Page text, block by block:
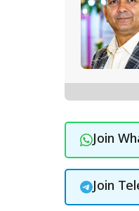
Join
Join